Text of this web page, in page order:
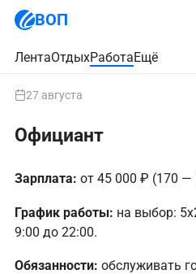
ВОП
ЛентаОтдыхРаботаЕщё
27 августа
Официант
Зарплата: от 45 000 ₽ (170
График работы: на выбор:
9:00 до 22:00.
Обязанности: обслуживать